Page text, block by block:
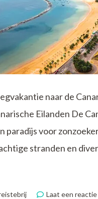
naar de
Eilanden De
paradijs voor
stranden en
Laat een